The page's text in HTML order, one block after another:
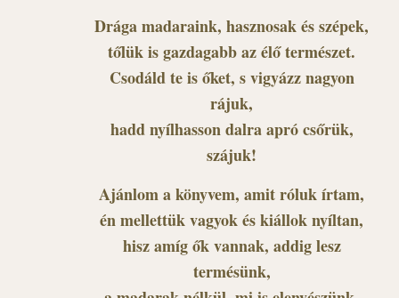
Drága madaraink, hasznosak és szépek,
tőlük is gazdagabb az élő természet.
Csodáld te is őket, s vigyázz nagyon
rájuk,
hadd nyílhasson dalra apró csőrük,
szájuk!
Ajánlom a könyvem, amit róluk írtam,
én mellettük vagyok és kiállok nyíltan,
hisz amíg ők vannak, addig lesz
termésünk,